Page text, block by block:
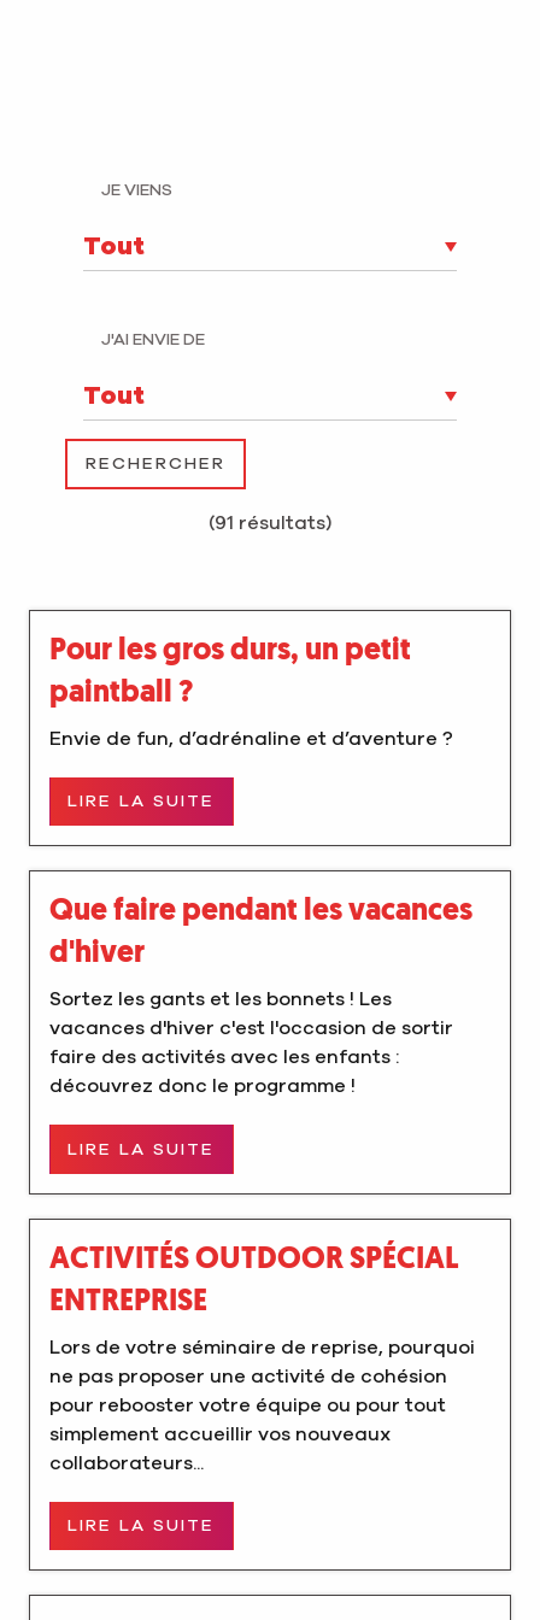
JE VIENS
J'AI ENVIE DE
(91 résultats)
Pour les gros durs, un petit
paintball ?
Envie de fun, d’adrénaline et d’aventure ?
LIRE LA SUITE
Que faire pendant les vacances
d'hiver
Sortez les gants et les bonnets ! Les
vacances d'hiver c'est l'occasion de sortir
faire des activités avec les enfants :
découvrez donc le programme !
LIRE LA SUITE
ACTIVITÉS OUTDOOR SPÉCIAL
ENTREPRISE
Lors de votre séminaire de reprise, pourquoi
ne pas proposer une activité de cohésion
pour rebooster votre équipe ou pour tout
simplement accueillir vos nouveaux
collaborateurs...
LIRE LA SUITE